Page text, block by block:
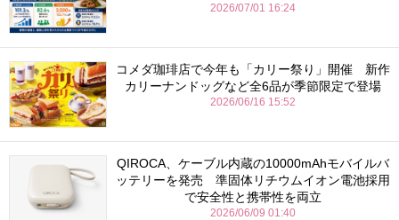
2026/07/01 16:24
コメダ珈琲店で今年も「カリー祭り」開催 新作
カリーナンドッグなど全6品が季節限定で登場
2026/06/16 15:52
QIROCA、ケーブル内蔵の10000mAhモバイルバ
ッテリーを発売 準固体リチウムイオン電池採用
で安全性と携帯性を両立
2026/06/09 01:40